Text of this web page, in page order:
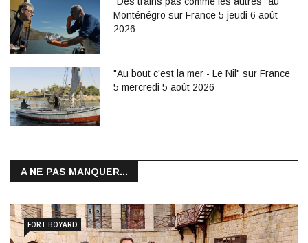
Monténégro sur France 5 jeudi 6 août
2026
"Au bout c'est la mer - Le Nil" sur France
5 mercredi 5 août 2026
A NE PAS MANQUER...
FORT BOYARD